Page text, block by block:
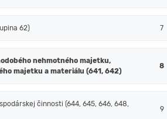
62) 7
nehmotného majetku,
majetku a materiálu (641, 642)
8
činnosti (644, 645, 646, 648,
9